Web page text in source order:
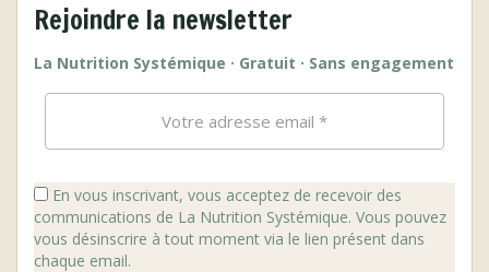
Rejoindre la newsletter
La Nutrition Systémique · Gratuit · Sans engagement
En vous inscrivant, vous acceptez de recevoir des
communications de La Nutrition Systémique. Vous pouvez
vous désinscrire à tout moment via le lien présent dans
chaque email.